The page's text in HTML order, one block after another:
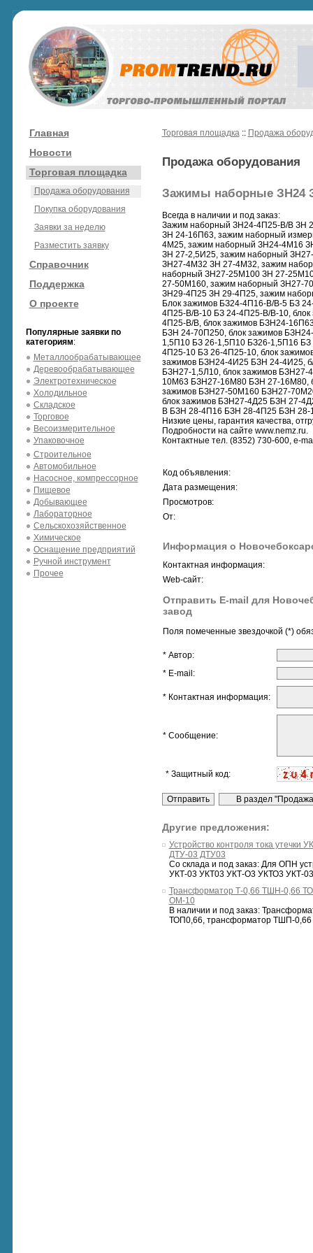
Главная
Новости
Торговая площадка
Продажа оборудования
Покупка оборудования
Заявки за неделю
Разместить заявку
Справочник
Поддержка
О проекте
Популярные заявки по
категориям:
Металлообрабатывающее
Деревообрабатывающее
Электротехническое
Холодильное
Складское
Торговое
Весоизмерительное
Упаковочное
Строительное
Автомобильное
Насосное, компрессорное
Пищевое
Добывающее
Лабораторное
Сельскохозяйственное
Химическое
Оснащение предприятий
Ручной инструмент
Прочее
Торговая площадка:: Продажа
Продажа оборудования
Зажимы наборные ЗН24
Всегда в наличии и под заказ:
Зажим наборный ЗН24-4П25-В/В ЗН
ЗН 24-16П63, зажим наборный
4М25, зажим наборный ЗН24-4М16
ЗН 27-2,5И25, зажим наборный
ЗН27-4М32 ЗН 27-4М32, зажим
наборный ЗН27-25М100 ЗН 27-
27-50М160, зажим наборный ЗН27-
ЗН29-4П25 ЗН 29-4П25, зажим
Блок зажимов БЗ24-4П16-В/В-5 БЗ
4П25-В/В-10 БЗ 24-4П25-В/В-10,
4П25-В/В, блок зажимов БЗН24-
БЗН 24-70П250, блок зажимов
1,5П10 БЗ 26-1,5П10 БЗ26-1,5П16
4П25-10 БЗ 26-4П25-10, блок
зажимов БЗН24-4И25 БЗН 24-4И25,
БЗН27-1,5Л10, блок зажимов
10М63 БЗН27-16М80 БЗН 27-16М80,
зажимов БЗН27-50М160 БЗН27-
блок зажимов БЗН27-4Д25 БЗН 27-
В БЗН 28-4П16 БЗН 28-4П25 БЗН
Низкие цены, гарантия качества,
Подробности на сайте www.nemz.ru.
Контактные тел. (8352) 730-600, e-
Код объявления:
Дата размещения:
Просмотров:
От:
Информация о
Контактная информация:
Web-сайт:
Отправить E-mail для
завод
Поля помеченные звездочкой (*)
* Автор:
* E-mail:
* Контактная информация:
* Сообщение:
* Защитный код:
Другие предложения:
Устройство контроля тока
ДТУ-03 ДТУ03
Со склада и под заказ: Для ОПН
УКТ-03 УКТ03 УКТ-О3 УКТО3 УКТ-
Трансформатор Т-0,66 ТШН-0,66
ОМ-10
В наличии и под заказ:
ТОП0,66, трансформатор ТШП-